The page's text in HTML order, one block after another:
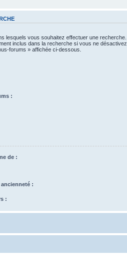
lesquels vous souhaitez effectuer une
inclus dans la recherche si vous ne
forums » affichée ci-dessous.
:
de :
:
: